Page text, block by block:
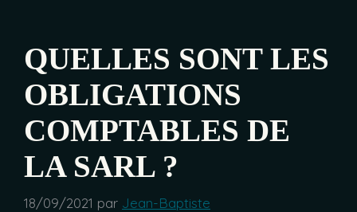
QUELLES SONT LES
OBLIGATIONS
COMPTABLES DE
LA SARL ?
18/09/2021 par Jean-Baptiste